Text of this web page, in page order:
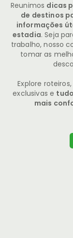
Reunimos dicas
de destinos
informações
estadia. Seja
trabalho, nosso
tomar as
Explore
exclusivas e
mais